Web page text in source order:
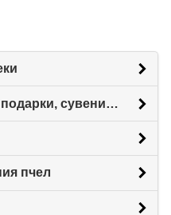
Мыло, косметика, свечи, подарки, сувениры.
пчел